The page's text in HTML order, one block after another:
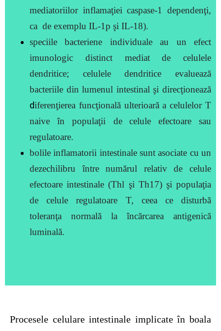
mediatoriilor inflamaţiei caspase-1 dependenţi,
ca de exemplu IL-1p şi IL-18).
speciile bacteriene individuale au un efect
imunologic distinct mediat de celulele
dendritice; celulele dendritice evaluează
bacteriile din lumenul intestinal şi direcţionează
diferenţierea funcţională ulterioară a celulelor T
naive în populaţii de
celule efectoare sau
regulatoare.
bolile inflamatorii intestinale sunt asociate cu un
dezechilibru între numărul relativ de celule
efectoare intestinale (Thl şi Th17) şi populaţia
de celule regulatoare T, ceea ce disturbă
toleranţa normală la încărcarea antigenică
luminală.
Procesele celulare intestinale implicate în boala